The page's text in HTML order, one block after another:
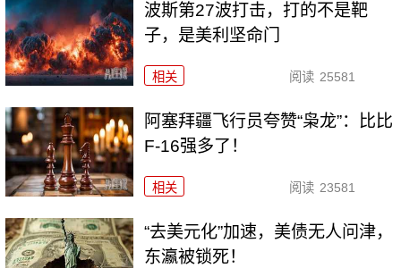
波斯第27波打击，打的不是靶
子，是美利坚命门
相关 阅读 25581
阿塞拜疆飞行员夸赞“枭龙”：比比
F-16强多了！
相关 阅读 23581
“去美元化”加速，美债无人问津，
东瀛被锁死！